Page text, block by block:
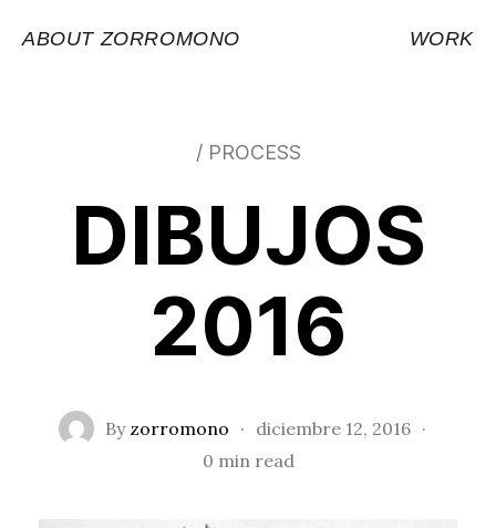
ABOUT ZORROMONO WORK
/ PROCESS
DIBUJOS
2016
By zorromono · diciembre 12, 2016 ·
0 min read